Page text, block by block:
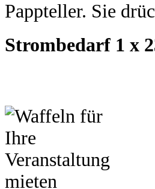
Pappteller. Sie
Strombedarf 1 x